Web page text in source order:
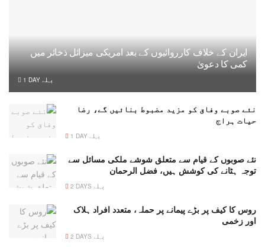
ایران کے خلاف کارروائیوں کے بعد امریکی میزائل ذخائر میں
کمی کا دعویٰ
1 DAY پہلے
نئے صوبے وفاق کو مزید مضبوط بنائیں گے، رضا
حیات ہراج
1 DAY پہلے
نئے صوبوں کے قیام سے متعلق شوشے ملکی مسائل سے
توجہ ہٹانے کی کوشش ہیں، فضل الرحمان
2 DAYS پہلے
روس کا کیف پر بڑے پیمانے پر حملہ، متعدد افراد ہلاک
اور زخمی
2 DAYS پہلے